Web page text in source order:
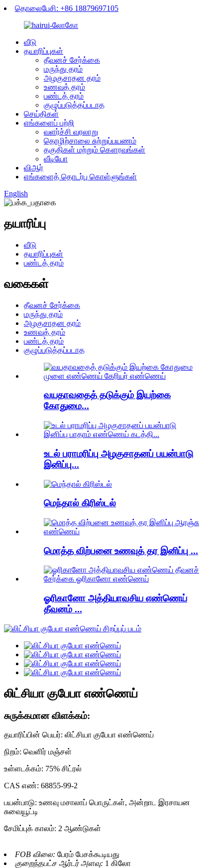
தொலைபேசி: +86 18879697105
வீடு
தயாரிப்புகள்
தீவனச் சேர்க்கை
மருந்து தரம்
அழகுசாதன தரம்
உணவுத் தரம்
பண்டத் தரம்
குழுப்படுத்தப்படாத
செய்திகள்
எங்களைப் பற்றி
வளர்ச்சி வரலாறு
தொழிற்சாலை சுற்றுப்பயணம்
தகுதிகள் மற்றும் கௌரவங்கள்
வீடியோ
விஆர்
எங்களைத் தொடர்பு கொள்ளுங்கள்
English
தயாரிப்பு
வீடு
தயாரிப்புகள்
பண்டத் தரம்
வகைகள்
தீவனச் சேர்க்கை
மருந்து தரம்
அழகுசாதன தரம்
உணவுத் தரம்
பண்டத் தரம்
குழுப்படுத்தப்படாத
வயதாவதைத் தடுக்கும் இயற்கை
கோதுமை...
உடல் பராமரிப்பு அழகுசாதனப் பயன்பாடு
இனிப்பு...
மெந்தால் கிரிஸ்டல்
மொத்த விற்பனை உணவுத் தர இனிப்பு ...
ஓரிகானோ அத்தியாவசிய எண்ணெய்
தீவனம் ...
லிட்சியா குபேபா எண்ணெய்
சுருக்கமான விளக்கம்:
தயாரிப்பின் பெயர்: லிட்சியா குபேபா எண்ணெய்
நிறம்: வெளிர் மஞ்சள்
உள்ளடக்கம்: 75% சிட்ரல்
CAS எண்: 68855-99-2
பயன்பாடு: உணவு மசாலாப் பொருட்கள், அன்றாட இரசாயன
சுவையூட்டி
சேமிப்புக் காலம்: 2 ஆண்டுகள்
FOB விலை: பேரம் பேசக்கூடியது
குறைந்தபட்ச ஆர்டர் அளவு: 1 கிலோ